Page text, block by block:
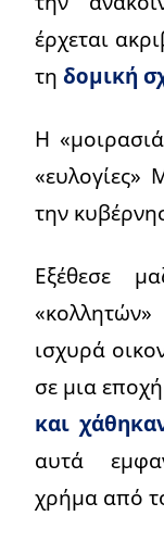
έρχεται
τη δομική
Η
«ευλογίες»
την
Εξέθεσε
ισχυρά
σε μια εποχή
και
αυτά
χρήμα από